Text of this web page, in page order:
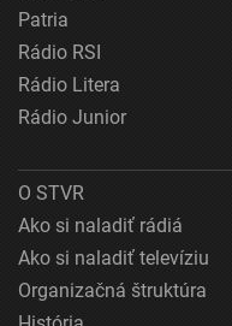
Patria
Rádio RSI
Rádio Litera
Rádio Junior
O STVR
Ako si naladiť rádiá
Ako si naladiť televíziu
Organizačná štruktúra